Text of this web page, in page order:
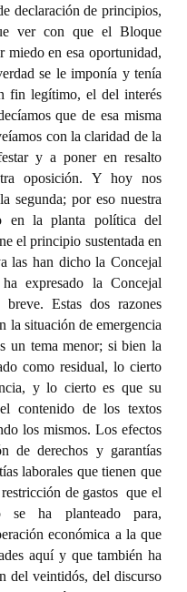
declaración de principios,
ver con que el Bloque
miedo en esa oportunidad,
se le imponía y tenía
fin legítimo, el del interés
que de esa misma
con la claridad de la
y a poner en resalto
oposición. Y hoy nos
segunda; por eso nuestra
en la planta política del
el principio sustentada en
las han dicho la Concejal
expresado la Concejal
Estas dos razones
la situación de emergencia
un tema menor; si bien la
como residual, lo cierto
y lo cierto es que su
contenido de los textos
los mismos. Los efectos
de derechos y garantías
laborales que tienen que
de gastos que el
se ha planteado para,
económica a la que
aquí y que también ha
del veintidós, del discurso